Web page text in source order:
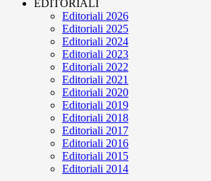
EDITORIALI
Editoriali 2026
Editoriali 2025
Editoriali 2024
Editoriali 2023
Editoriali 2022
Editoriali 2021
Editoriali 2020
Editoriali 2019
Editoriali 2018
Editoriali 2017
Editoriali 2016
Editoriali 2015
Editoriali 2014